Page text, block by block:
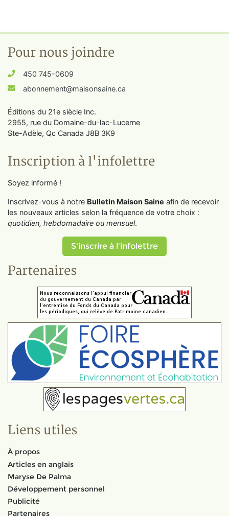
Pour nous joindre
450 745-0609
abonnement@maisonsaine.ca
Éditions du 21e siècle Inc.
2955, rue du Domaine-du-lac-Lucerne
Ste-Adèle, Qc Canada J8B 3K9
Inscription à l'infolettre
Soyez informé !
Inscrivez-vous à notre Bulletin Maison Saine afin de recevoir
les nouveaux articles selon la fréquence de votre choix :
quotidien, hebdomadaire ou mensuel.
S'inscrire à l'infolettre
Partenaires
Liens utiles
À propos
Articles en anglais
Maryse De Palma
Développement personnel
Publicité
Partenaires